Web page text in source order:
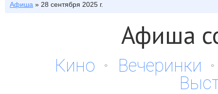
Афиша » 28 сентября 2025 г.
Афиша
Кино
Вечеринки